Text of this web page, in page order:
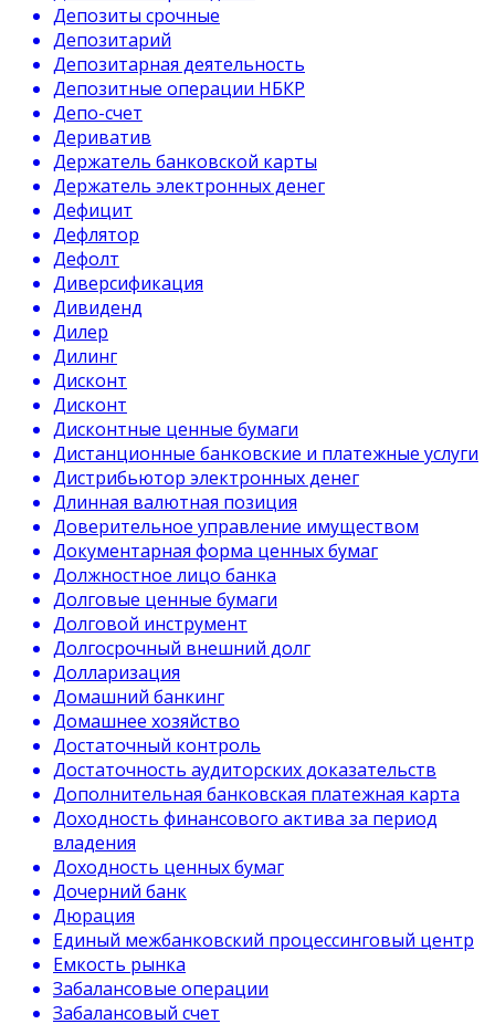
Депозиты срочные
Депозитарий
Депозитарная деятельность
Депозитные операции НБКР
Депо-счет
Дериватив
Держатель банковской карты
Держатель электронных денег
Дефицит
Дефлятор
Дефолт
Диверсификация
Дивиденд
Дилер
Дилинг
Дисконт
Дисконт
Дисконтные ценные бумаги
Дистанционные банковские и платежные услуги
Дистрибьютор электронных денег
Длинная валютная позиция
Доверительное управление имуществом
Документарная форма ценных бумаг
Должностное лицо банка
Долговые ценные бумаги
Долговой инструмент
Долгосрочный внешний долг
Долларизация
Домашний банкинг
Домашнее хозяйство
Достаточный контроль
Достаточность аудиторских доказательств
Дополнительная банковская платежная карта
Доходность финансового актива за период
владения
Доходность ценных бумаг
Дочерний банк
Дюрация
Единый межбанковский процессинговый центр
Емкость рынка
Забалансовые операции
Забалансовый счет